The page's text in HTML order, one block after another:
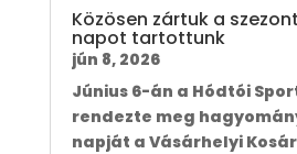
Közösen zártuk a
napot tartottunk
jún 8, 2026
Június 6-án a Hódtói
rendezte meg
napját a Vásárhelyi